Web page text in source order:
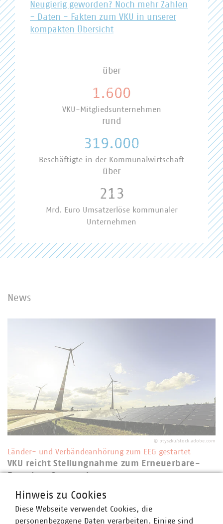
Neugierig geworden? Noch mehr Zahlen
- Daten - Fakten zum VKU in unserer
kompakten Übersicht
über
1.600
VKU-Mitgliedsunternehmen
rund
319.000
Beschäftigte in der Kommunalwirtschaft
über
213
Mrd. Euro Umsatzerlöse kommunaler
Unternehmen
News
© ptyszku/stock.adobe.com
Länder- und Verbändeanhörung zum EEG gestartet
VKU reicht Stellungnahme zum Erneuerbare-
Energien-Gesetz ein
Am 17. Juli 2026 war es so weit. Nach monatelanger
Verzögerung veröffentlichte das Bundesministerium für
Hinweis zu Cookies
Diese Webseite verwendet Cookies, die
personenbezogene Daten verarbeiten. Einige sind